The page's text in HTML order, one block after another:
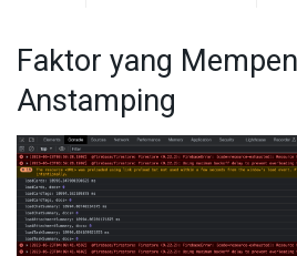
Faktor yang
Anstamping